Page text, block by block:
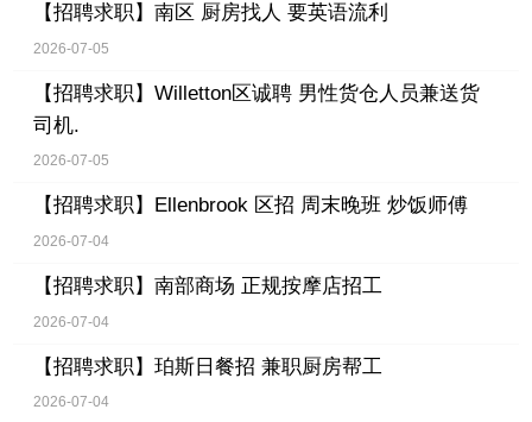
【招聘求职】 南区 厨房找人 要英语流利
2026-07-05
【招聘求职】 Willetton区诚聘 男性货仓人员兼送货
司机.
2026-07-05
【招聘求职】 Ellenbrook 区招 周末晚班 炒饭师傅
2026-07-04
【招聘求职】 南部商场 正规按摩店招工
2026-07-04
【招聘求职】 珀斯日餐招 兼职厨房帮工
2026-07-04